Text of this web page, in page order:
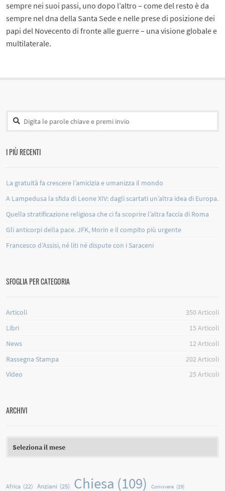
sempre nei suoi passi, uno dopo l’altro – come del resto è da
sempre nel dna della Santa Sede e nelle prese di posizione dei
papi del Novecento di fronte alle guerre – una visione globale e
multilaterale.
I PIÙ RECENTI
La gratuità fa crescere l’amicizia e umanizza il mondo
A Lampedusa la sfida di Leone XIV: dagli scartati un’altra idea di Europa.
Quella stratificazione religiosa che ci fa scoprire l’altra faccia di Roma
Gli anticorpi della pace. JFK, Morin e il compito più urgente
Francesco d’Assisi, né liti né dispute con i Saraceni
SFOGLIA PER CATEGORIA
Articoli 350Articoli
Libri
15 Articoli
News
12 Articoli
Rassegna Stampa
202 Articoli
Video
25 Articoli
ARCHIVI
Africa (22) Anziani (25) Chiesa (109) Convivere (19)